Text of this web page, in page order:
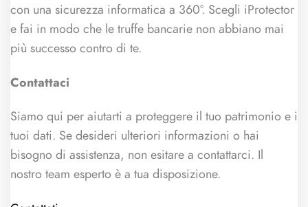
con una sicurezza informatica a 360°. Scegli iProtector
e fai in modo che le truffe bancarie non abbiano mai
più successo contro di te.
Contattaci
Siamo qui per aiutarti a proteggere il tuo patrimonio e i
tuoi dati. Se desideri ulteriori informazioni o hai
bisogno di assistenza, non esitare a contattarci. Il
nostro team esperto è a tua disposizione.